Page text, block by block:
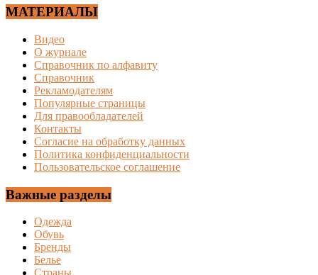
МАТЕРИАЛЫ
Видео
О журнале
Справочник по алфавиту
Справочник
Рекламодателям
Популярные страницы
Для правообладателей
Контакты
Согласие на обработку данных
Политика конфиденциальности
Пользовательское соглашение
Важные разделы
Одежда
Обувь
Бренды
Белье